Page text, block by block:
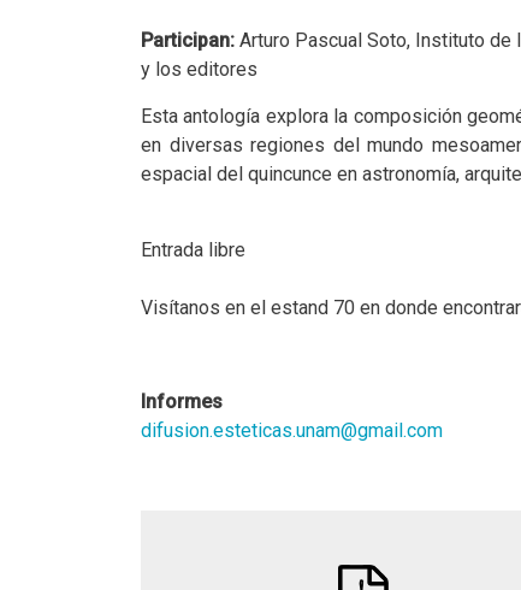
Participan: Arturo Pascual Soto, Instituto
y los editores
Esta antología explora la composición
en diversas regiones del mundo
espacial del quincunce en astronomía,
Entrada libre
Visítanos en el estand 70 en donde
Informes
difusion.esteticas.unam@gmail.com